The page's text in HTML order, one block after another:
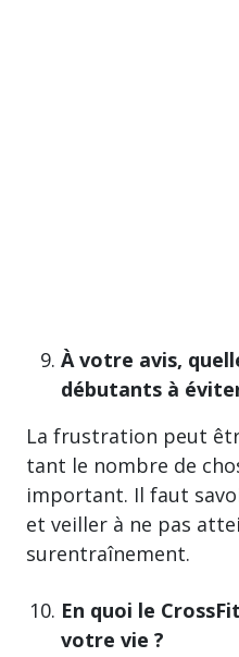
À votre avis,
débutants à
La frustration peut
tant le nombre de
important. Il faut
et veiller à ne pas
surentraînement.
En quoi le
votre vie ?